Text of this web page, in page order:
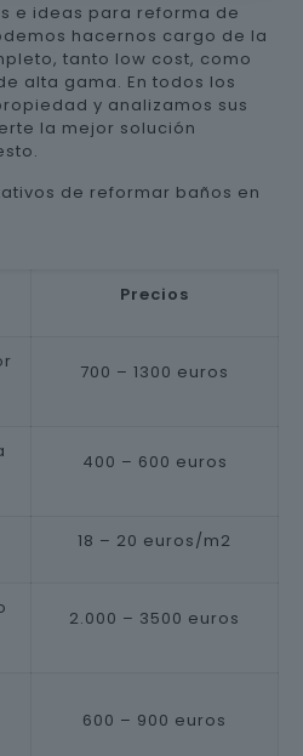
e ideas para reforma de
hacernos cargo de la
tanto low cost, como
alta gama. En todos los
y analizamos sus
la mejor solución
de reformar baños en
Precios
700 – 1300 euros
400 – 600 euros
18 – 20 euros/m2
2.000 – 3500 euros
600 – 900 euros